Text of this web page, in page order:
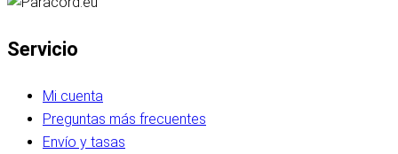
Servicio
Mi cuenta
Preguntas más frecuentes
Envío y tasas